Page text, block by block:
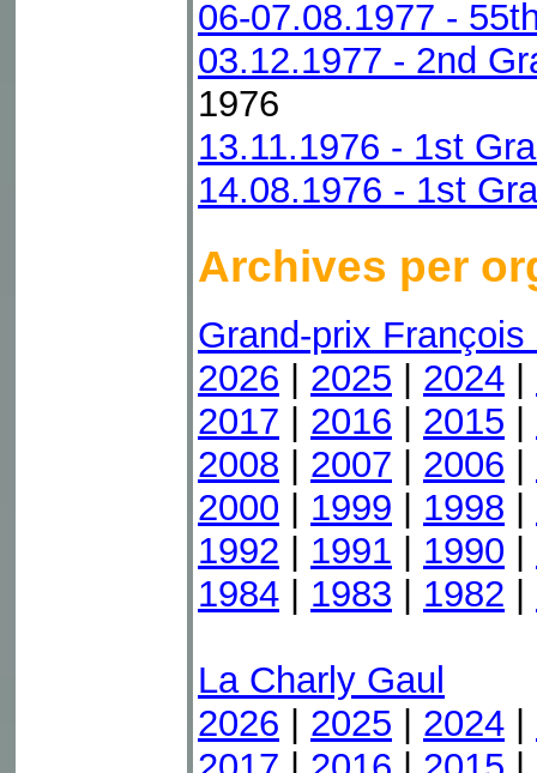
06-07.08.1977 -
03.12.1977 - 2nd
1976
13.11.1976 - 1st
14.08.1976 - 1st
Archives per
Grand-prix François
2026
2025 2024
2017
2016 2015
2008
2007 2006
2000
1999 1998
1992
1991 1990
1984
1983 1982
La Charly Gaul
2026
2025 2024